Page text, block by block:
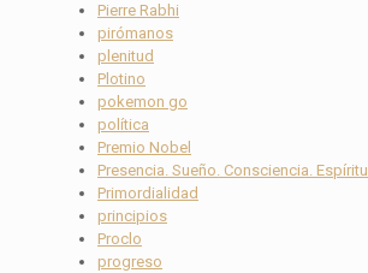
Pierre Rabhi
pirómanos
plenitud
Plotino
pokemon go
política
Premio Nobel
Presencia. Sueño. Consciencia. Espíritu
Primordialidad
principios
Proclo
progreso